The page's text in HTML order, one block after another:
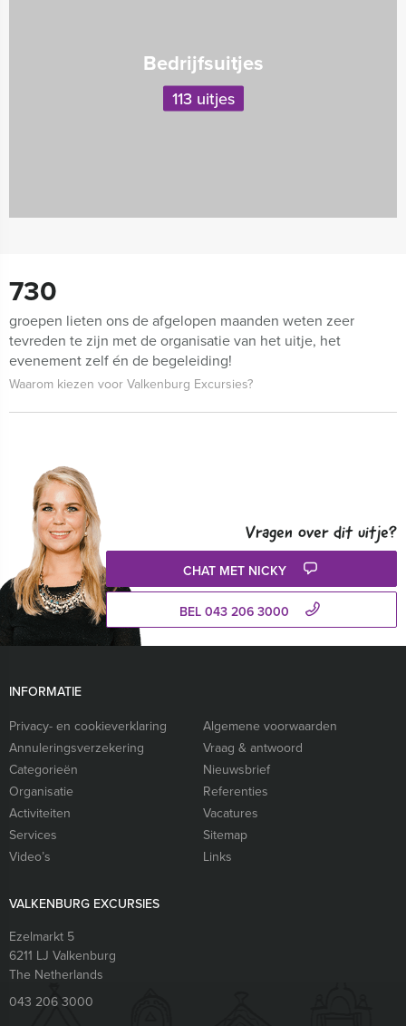
Bedrijfsuitjes
113 uitjes
730
groepen lieten ons de afgelopen maanden weten zeer
tevreden te zijn met de organisatie van het uitje, het
evenement zelf én de begeleiding!
Waarom kiezen voor Valkenburg Excursies?
Vragen over dit uitje?
CHAT MET NICKY
BEL 043 206 3000
INFORMATIE
Privacy- en cookieverklaring
Algemene voorwaarden
Annuleringsverzekering
Vraag & antwoord
Categorieën
Nieuwsbrief
Organisatie
Referenties
Activiteiten
Vacatures
Services
Sitemap
Video’s
Links
VALKENBURG EXCURSIES
Ezelmarkt 5
6211 LJ Valkenburg
The Netherlands
043 206 3000